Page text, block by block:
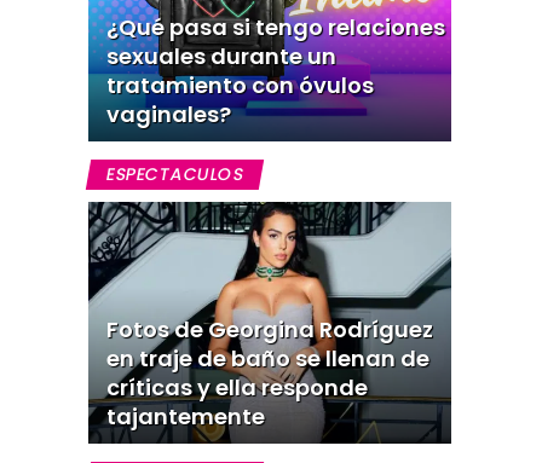
¿Qué pasa si tengo relaciones
sexuales durante un
tratamiento con óvulos
vaginales?
ESPECTACULOS
Fotos de Georgina Rodríguez
en traje de baño se llenan de
críticas y ella responde
tajantemente